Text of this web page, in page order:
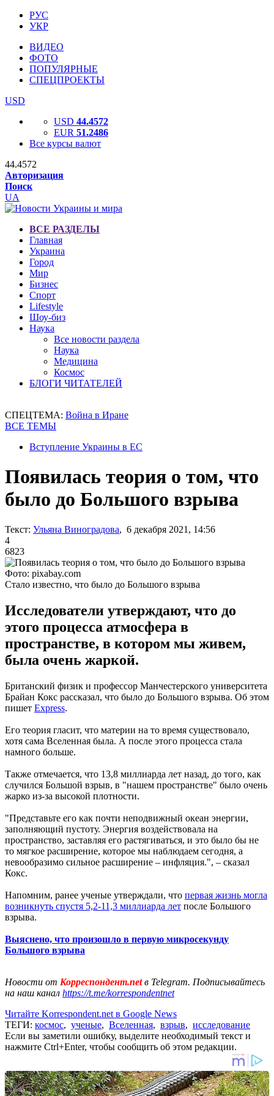
РУС
УКР
ВИДЕО
ФОТО
ПОПУЛЯРНЫЕ
СПЕЦПРОЕКТЫ
USD
USD 44.4572
EUR 51.2486
Все курсы валют
44.4572
Авторизация
Поиск
UA
ВСЕ РАЗДЕЛЫ
Главная
Украина
Город
Мир
Бизнес
Спорт
Lifestyle
Шоу-биз
Наука
Все новости раздела
Наука
Медицина
Космос
БЛОГИ ЧИТАТЕЛЕЙ
СПЕЦТЕМА: Война в Иране
ВСЕ ТЕМЫ
Вступление Украины в ЕС
Появилась теория о том, что
было до Большого взрыва
Текст: Ульяна Виноградова, 6 декабря 2021, 14:56
4
6823
Фото: pixabay.com
Стало известно, что было до Большого взрыва
Исследователи утверждают, что до
этого процесса атмосфера в
пространстве, в котором мы живем,
была очень жаркой.
Британский физик и профессор Манчестерского университета
Брайан Кокс рассказал, что было до Большого взрыва. Об этом
пишет Express.
Его теория гласит, что материи на то время существовало,
хотя сама Вселенная была. А после этого процесса стала
намного больше.
Также отмечается, что 13,8 миллиарда лет назад, до того, как
случился Большой взрыв, в "нашем пространстве" было очень
жарко из-за высокой плотности.
"Представьте его как почти неподвижный океан энергии,
заполняющий пустоту. Энергия воздействовала на
пространство, заставляя его растягиваться, и это было бы не
то мягкое расширение, которое мы наблюдаем сегодня, а
невообразимо сильное расширение – инфляция.", – сказал
Кокс.
Напомним, ранее ученые утверждали, что первая жизнь могла
возникнуть спустя 5,2-11,3 миллиарда лет после Большого
взрыва.
Выяснено, что произошло в первую микросекунду
Большого взрыва
Новости от Корреспондент.netв Telegram. Подписывайтесь
на наш канал https://t.me/korrespondentnet
Читайте Korrespondent.net в Google News
ТЕГИ: космос, ученые, Вселенная, взрыв, исследование
Если вы заметили ошибку, выделите необходимый текст и
нажмите Ctrl+Enter, чтобы сообщить об этом редакции.